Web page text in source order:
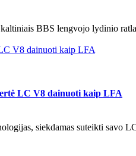
BBS lengvojo lydinio
V8 dainuoti kaip LFA
LC V8 dainuoti kaip LFA
siekdamas suteikti savo